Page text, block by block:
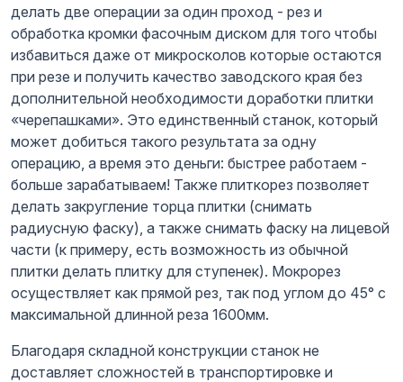
делать две операции за один проход - рез и
обработка кромки фасочным диском для того чтобы
избавиться даже от микросколов которые остаются
при резе и получить качество заводского края без
дополнительной необходимости доработки плитки
«черепашками». Это единственный станок, который
может добиться такого результата за одну
операцию, а время это деньги: быстрее работаем -
больше зарабатываем! Также плиткорез позволяет
делать закругление торца плитки (снимать
радиусную фаску), а также снимать фаску на лицевой
части (к примеру, есть возможность из обычной
плитки делать плитку для ступенек). Мокрорез
осуществляет как прямой рез, так под углом до 45° с
максимальной длинной реза 1600мм.
Благодаря складной конструкции станок не
доставляет сложностей в транспортировке и